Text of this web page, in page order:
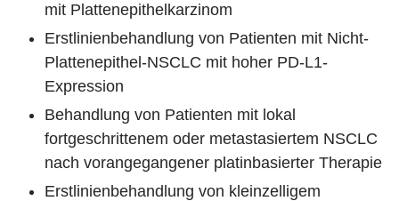
mit Plattenepithelkarzinom
Erstlinienbehandlung von Patienten mit Nicht-
Plattenepithel-NSCLC mit hoher PD-L1-
Expression
Behandlung von Patienten mit lokal
fortgeschrittenem oder metastasiertem NSCLC
nach vorangegangener platinbasierter Therapie
Erstlinienbehandlung von kleinzelligem